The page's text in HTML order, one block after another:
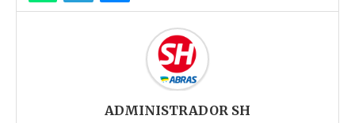
ADMINISTRADOR SH